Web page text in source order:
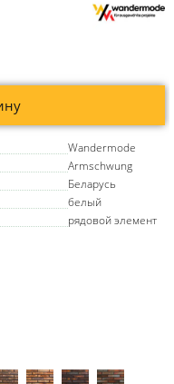
Wandermode
Armschwung
Беларусь
белый
рядовой элемент